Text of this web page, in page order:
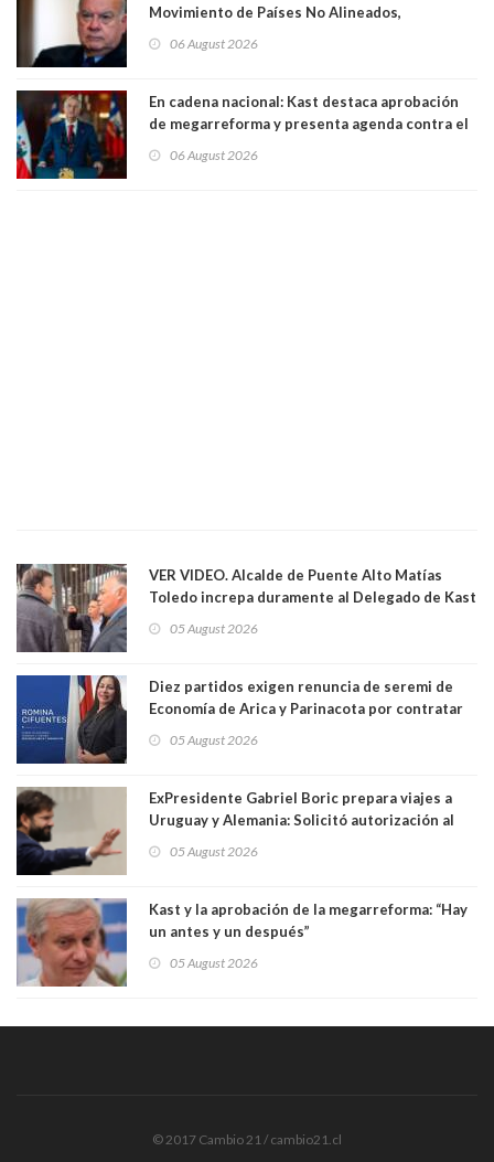
Movimiento de Países No Alineados,
1971. Excanciller Insulza lamentó decisión
06 August 2026
En cadena nacional: Kast destaca aprobación
de megarreforma y presenta agenda contra el
06 August 2026
VER VIDEO. Alcalde de Puente Alto Matías
Toledo increpa duramente al Delegado de Kast
delegado nuevamente arrancando"
05 August 2026
Diez partidos exigen renuncia de seremi de
Economía de Arica y Parinacota por contratar
una militante de RN, detenida con 47 kilos de
05 August 2026
ExPresidente Gabriel Boric prepara viajes a
Uruguay y Alemania: Solicitó autorización al
05 August 2026
Kast y la aprobación de la megarreforma: “Hay
un antes y un después”
05 August 2026
© 2017 Cambio 21 / cambio21.cl